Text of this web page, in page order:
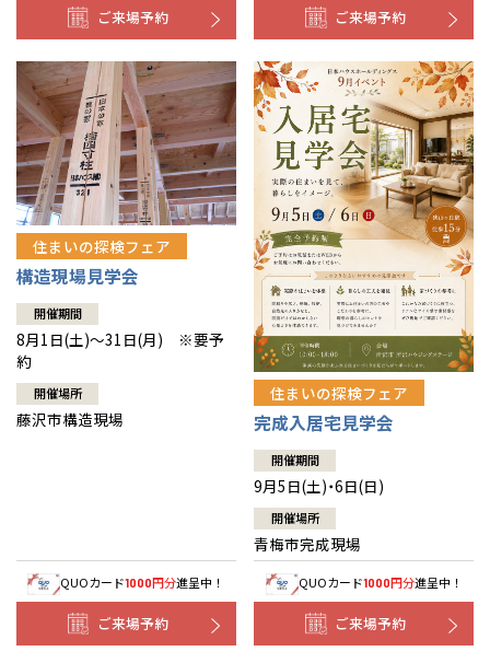
ご来場予約 ご来場予約
住まいの探検フェア
構造現場見学会
開催期間
8月1日(土)～31日(月) ※要予
約
開催場所
藤沢市構造現場
QUOカード1000円分進呈中！
ご来場予約
住まいの探検フェア
完成入居宅見学会
開催期間
9月5日(土)・6日(日)
開催場所
青梅市完成現場
QUOカード1000円分進呈中！
ご来場予約